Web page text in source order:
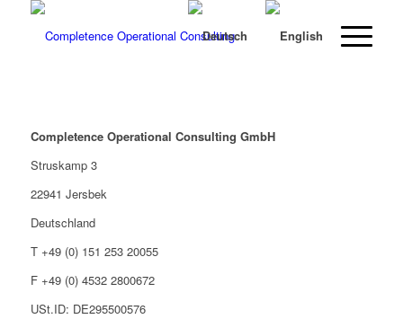
Completence Operational Consulting GmbH
Struskamp 3
22941 Jersbek
Deutschland
T +49 (0) 151 253 20055
F +49 (0) 4532 2800672
USt.ID: DE295500576